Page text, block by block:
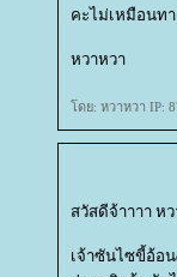
คะไม่เหมือนท
หวาหวา
ดย: หวาหวา IP:
สวัสดีจ้าาาา ห
เจ้าซันไซขี้อ้อ